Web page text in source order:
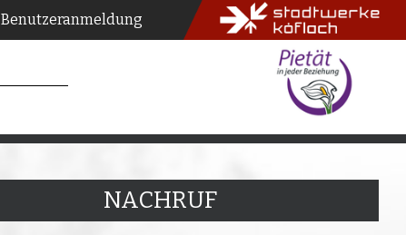
Benutzeranmeldung
NACHRUF